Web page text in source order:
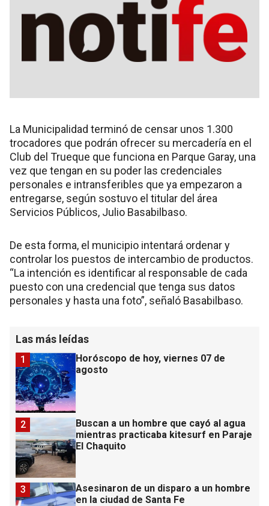
La Municipalidad terminó de censar unos 1.300
trocadores que podrán ofrecer su mercadería en el
Club del Trueque que funciona en Parque Garay, una
vez que tengan en su poder las credenciales
personales e intransferibles que ya empezaron a
entregarse, según sostuvo el titular del área
Servicios Públicos, Julio Basabilbaso.
De esta forma, el municipio intentará ordenar y
controlar los puestos de intercambio de productos.
“La intención es identificar al responsable de cada
puesto con una credencial que tenga sus datos
personales y hasta una foto”, señaló Basabilbaso.
Las más leídas
Horóscopo de hoy, viernes 07 de
agosto
1
Buscan a un hombre que cayó al agua
mientras practicaba kitesurf en Paraje
El Chaquito
2
Asesinaron de un disparo a un hombre
en la ciudad de Santa Fe
3